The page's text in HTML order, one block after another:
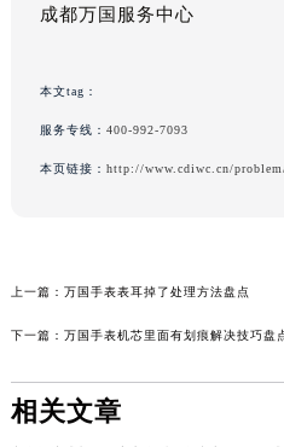
成都万国服务中心
本文tag：
服务专线： 400-992-7093
本页链接： http://www.cdiwc.cn/
上一篇： 万国手表表耳掉了处理方法盘点
下一篇： 万国手表机芯里面有划痕解决技巧盘
相关文章